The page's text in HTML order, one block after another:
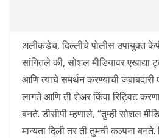
अलीकडेच, दिल्लीचे पोलीस उपायुक्त
सांगितले की, सोशल मीडियावर एखाद्या
आणि त्याचे समर्थन करण्याची जबाबदारी
लागते आणि ती शेअर किंवा रिट्विट
बनते. डीसीपी म्हणाले, “तुम्ही सोशल
मान्यता दिली तर ती तुमची कल्पना